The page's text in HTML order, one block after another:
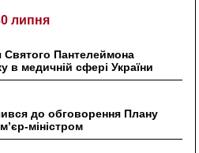
липня
Святого Пантелеймона
в медичній сфері України
до обговорення Плану
міністром